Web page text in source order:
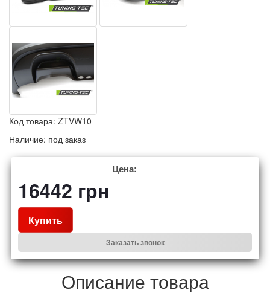
Код товара: ZTVW10
Наличие: под заказ
Цена:
16442 грн
Купить
Заказать звонок
Описание товара